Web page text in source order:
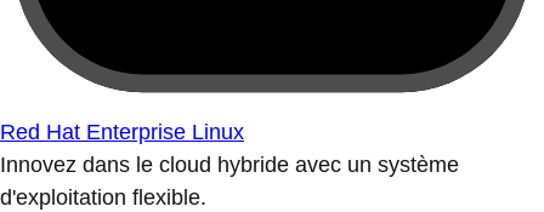
Red Hat Enterprise Linux
Innovez dans le cloud hybride avec un système
d'exploitation flexible.